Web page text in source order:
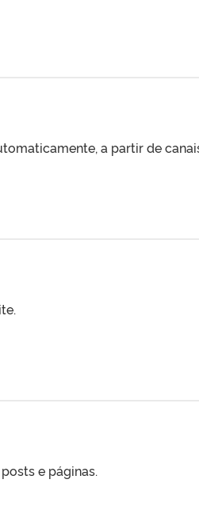
a partir de
e páginas.